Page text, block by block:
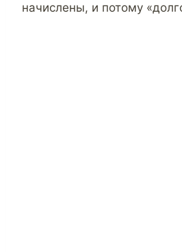
начислены, и потому